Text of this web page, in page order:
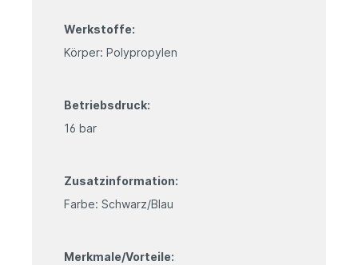
Werkstoffe:
Körper: Polypropylen
Betriebsdruck:
16 bar
Zusatzinformation:
Farbe: Schwarz/Blau
Merkmale/Vorteile: